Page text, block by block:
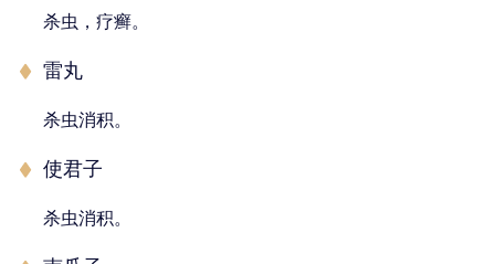
杀虫，疗癣。
雷丸
杀虫消积。
使君子
杀虫消积。